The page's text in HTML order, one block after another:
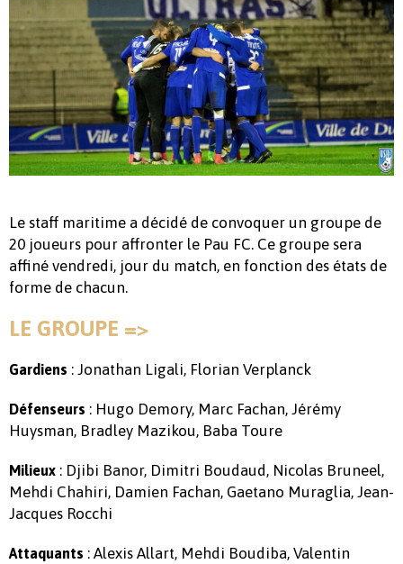
Le staff maritime a décidé de convoquer un groupe de
20 joueurs pour affronter le Pau FC. Ce groupe sera
affiné vendredi, jour du match, en fonction des états de
forme de chacun.
LE GROUPE =>
Gardiens : Jonathan Ligali, Florian Verplanck
Défenseurs : Hugo Demory, Marc Fachan, Jérémy
Huysman, Bradley Mazikou, Baba Toure
Milieux : Djibi Banor, Dimitri Boudaud, Nicolas Bruneel,
Mehdi Chahiri, Damien Fachan, Gaetano Muraglia, Jean-
Jacques Rocchi
Attaquants : Alexis Allart, Mehdi Boudiba, Valentin